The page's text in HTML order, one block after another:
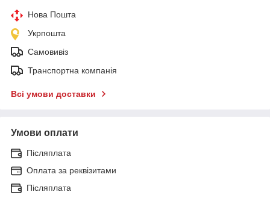
Нова Пошта
Укрпошта
Самовивіз
Транспортна компанія
Всі умови доставки
Умови оплати
Післяплата
Оплата за реквізитами
Післяплата